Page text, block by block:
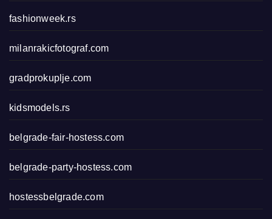
fashionweek.rs
milanrakicfotograf.com
gradprokuplje.com
kidsmodels.rs
belgrade-fair-hostess.com
belgrade-party-hostess.com
hostessbelgrade.com